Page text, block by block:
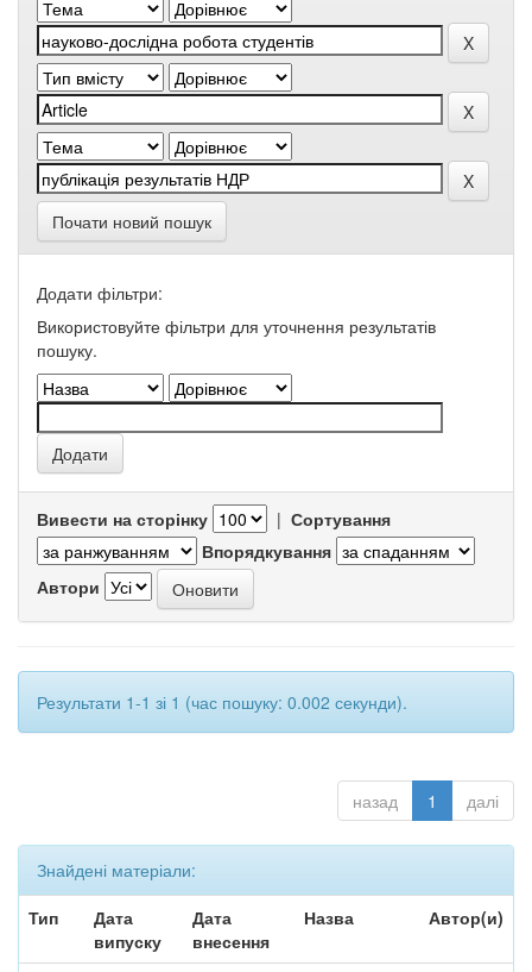
Почати новий пошук
Додати фільтри:
Використовуйте фільтри для уточнення результатів
пошуку.
Вивести на сторінку | Сортування
Впорядкування
Автори
Результати 1-1 зі 1 (час пошуку: 0.002 секунди).
назад 1 далі
Знайдені матеріали:
Тип
Дата
випуску
Дата
внесення
Назва Автор(и)